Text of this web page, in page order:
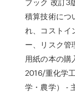
積算技術につ
れ、コストイ
ー、リスク管
用紙の本の購
2016/重化学
学・農学） -